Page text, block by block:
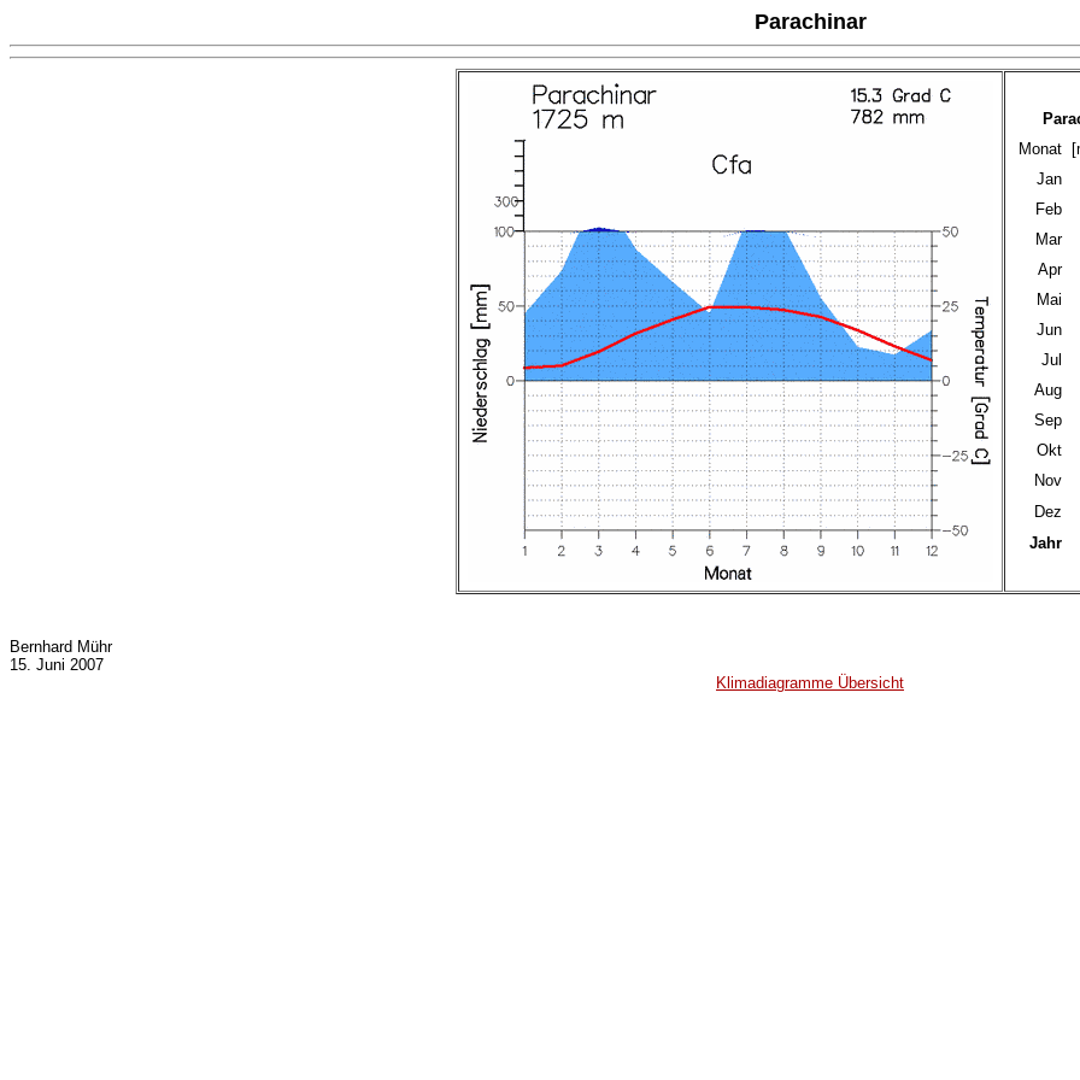
Parachinar
Monat
Jan
Feb
Mar
Apr
Mai
Jun
Jul
Aug
Sep
Okt
Nov
Dez
Jahr
Bernhard Mühr
15. Juni 2007
Klimadiagramme Übersicht